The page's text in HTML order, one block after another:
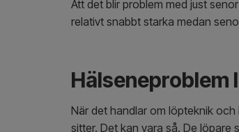
Att det blir problem med just
relativt snabbt starka medan
Hälseneproblem
När det handlar om löpteknik
sitter. Det kan vara så. De